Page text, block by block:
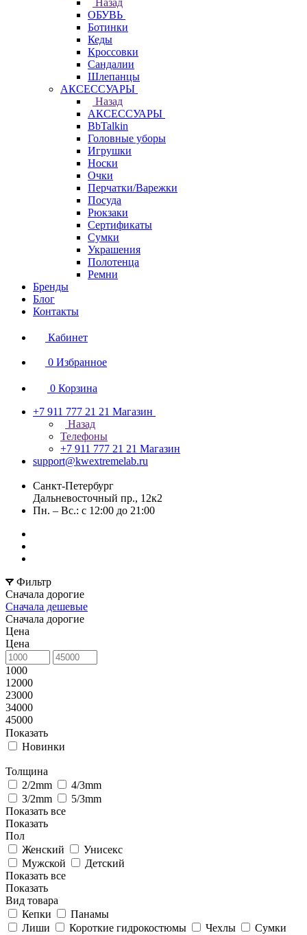
Назад
ОБУВЬ
Ботинки
Кеды
Кроссовки
Сандалии
Шлепанцы
АКСЕССУАРЫ
Назад
АКСЕССУАРЫ
BbTalkin
Головные уборы
Игрушки
Носки
Очки
Перчатки/Варежки
Посуда
Рюкзаки
Сертификаты
Сумки
Украшения
Полотенца
Ремни
Бренды
Блог
Контакты
Кабинет
0 Избранное
0 Корзина
+7 911 777 21 21 Магазин
Назад
Телефоны
+7 911 777 21 21 Магазин
support@kwextremelab.ru
Санкт-Петербург
Дальневосточный пр., 12к2
Пн. – Вс.: с 12:00 до 21:00
Фильтр
Сначала дорогие
Сначала дешевые
Сначала дорогие
Цена
Цена
1000
12000
23000
34000
45000
Показать
Новинки
Толщина
2/2mm
4/3mm
3/2mm
5/3mm
Показать все
Показать
Пол
Женский
Унисекс
Мужской
Детский
Показать все
Показать
Вид товара
Кепки
Панамы
Лиши
Короткие гидрокостюмы Чехлы Сумки